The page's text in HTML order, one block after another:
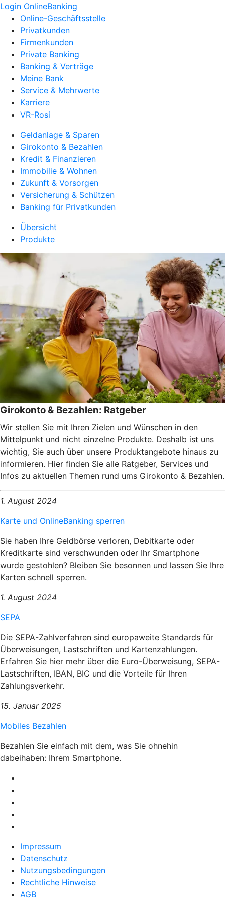
Login OnlineBanking
Online-Geschäftsstelle
Privatkunden
Firmenkunden
Private Banking
Banking & Verträge
Meine Bank
Service & Mehrwerte
Karriere
VR-Rosi
Geldanlage & Sparen
Girokonto & Bezahlen
Kredit & Finanzieren
Immobilie & Wohnen
Zukunft & Vorsorgen
Versicherung & Schützen
Banking für Privatkunden
Übersicht
Produkte
Girokonto & Bezahlen: Ratgeber
Wir stellen Sie mit Ihren Zielen und Wünschen in den
Mittelpunkt und nicht einzelne Produkte. Deshalb ist uns
wichtig, Sie auch über unsere Produktangebote hinaus zu
informieren. Hier finden Sie alle Ratgeber, Services und
Infos zu aktuellen Themen rund ums Girokonto & Bezahlen.
1. August 2024
Karte und OnlineBanking sperren
Sie haben Ihre Geldbörse verloren, Debitkarte oder
Kreditkarte sind verschwunden oder Ihr Smartphone
wurde gestohlen? Bleiben Sie besonnen und lassen Sie Ihre
Karten schnell sperren.
1. August 2024
SEPA
Die SEPA-Zahlverfahren sind europaweite Standards für
Überweisungen, Lastschriften und Kartenzahlungen.
Erfahren Sie hier mehr über die Euro-Überweisung, SEPA-
Lastschriften, IBAN, BIC und die Vorteile für Ihren
Zahlungsverkehr.
15. Januar 2025
Mobiles Bezahlen
Bezahlen Sie einfach mit dem, was Sie ohnehin
dabeihaben: Ihrem Smartphone.
Impressum
Datenschutz
Nutzungsbedingungen
Rechtliche Hinweise
AGB